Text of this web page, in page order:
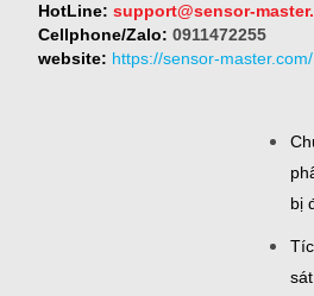
HotLine: support@sensor-
Cellphone/Zalo: 0911472255
website: https://sensor-master.com/
bị